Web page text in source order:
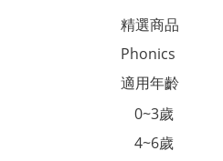
精選商品
Phonics
適用年齡
0~3歲
4~6歲